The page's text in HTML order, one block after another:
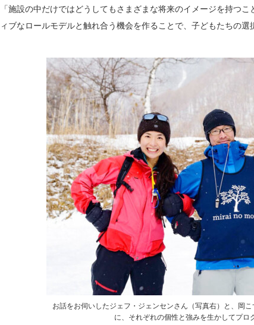
「施設の中だけではどうしてもさまざまな将来のイメージを持つ
ィブなロールモデルと触れ合う機会を作ることで、子どもたちの
お話をお伺いしたジェフ・ジェンセンさん（写真右）と、岡
に、それぞれの個性と強みを生かしてプロ